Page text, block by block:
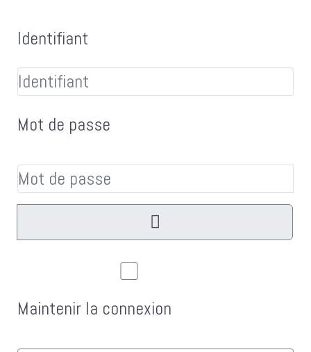
Identifiant
Mot de passe
Maintenir la connexion